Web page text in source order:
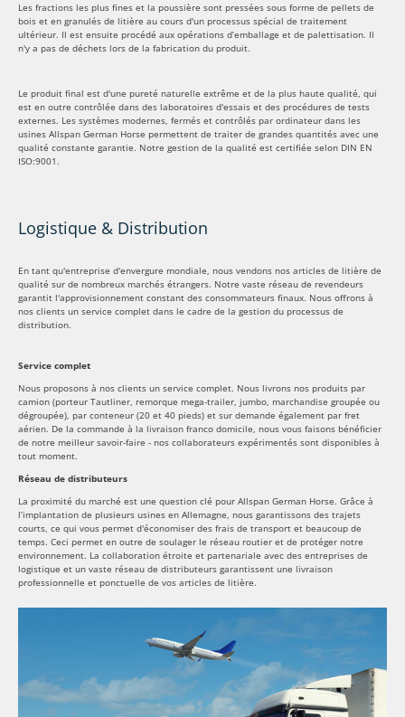
Les fractions les plus fines et la poussière sont pressées sous forme de pellets de
bois et en granulés de litière au cours d'un processus spécial de traitement
ultérieur. Il est ensuite procédé aux opérations d’emballage et de palettisation. Il
n'y a pas de déchets lors de la fabrication du produit.
Le produit final est d'une pureté naturelle extrême et de la plus haute qualité, qui
est en outre contrôlée dans des laboratoires d'essais et des procédures de tests
externes. Les systèmes modernes, fermés et contrôlés par ordinateur dans les
usines Allspan German Horse permettent de traiter de grandes quantités avec une
qualité constante garantie. Notre gestion de la qualité est certifiée selon DIN EN
ISO:9001.
Logistique & Distribution
En tant qu'entreprise d'envergure mondiale, nous vendons nos articles de litière de
qualité sur de nombreux marchés étrangers. Notre vaste réseau de revendeurs
garantit l'approvisionnement constant des consommateurs finaux. Nous offrons à
nos clients un service complet dans le cadre de la gestion du processus de
distribution.
Service complet
Nous proposons à nos clients un service complet. Nous livrons nos produits par
camion (porteur Tautliner, remorque mega-trailer, jumbo, marchandise groupée ou
dégroupée), par conteneur (20 et 40 pieds) et sur demande également par fret
aérien. De la commande à la livraison franco domicile, nous vous faisons bénéficier
de notre meilleur savoir-faire - nos collaborateurs expérimentés sont disponibles à
tout moment.
Réseau de distributeurs
La proximité du marché est une question clé pour Allspan German Horse. Grâce à
l’implantation de plusieurs usines en Allemagne, nous garantissons des trajets
courts, ce qui vous permet d'économiser des frais de transport et beaucoup de
temps. Ceci permet en outre de soulager le réseau routier et de protéger notre
environnement. La collaboration étroite et partenariale avec des entreprises de
logistique et un vaste réseau de distributeurs garantissent une livraison
professionnelle et ponctuelle de vos articles de litière.